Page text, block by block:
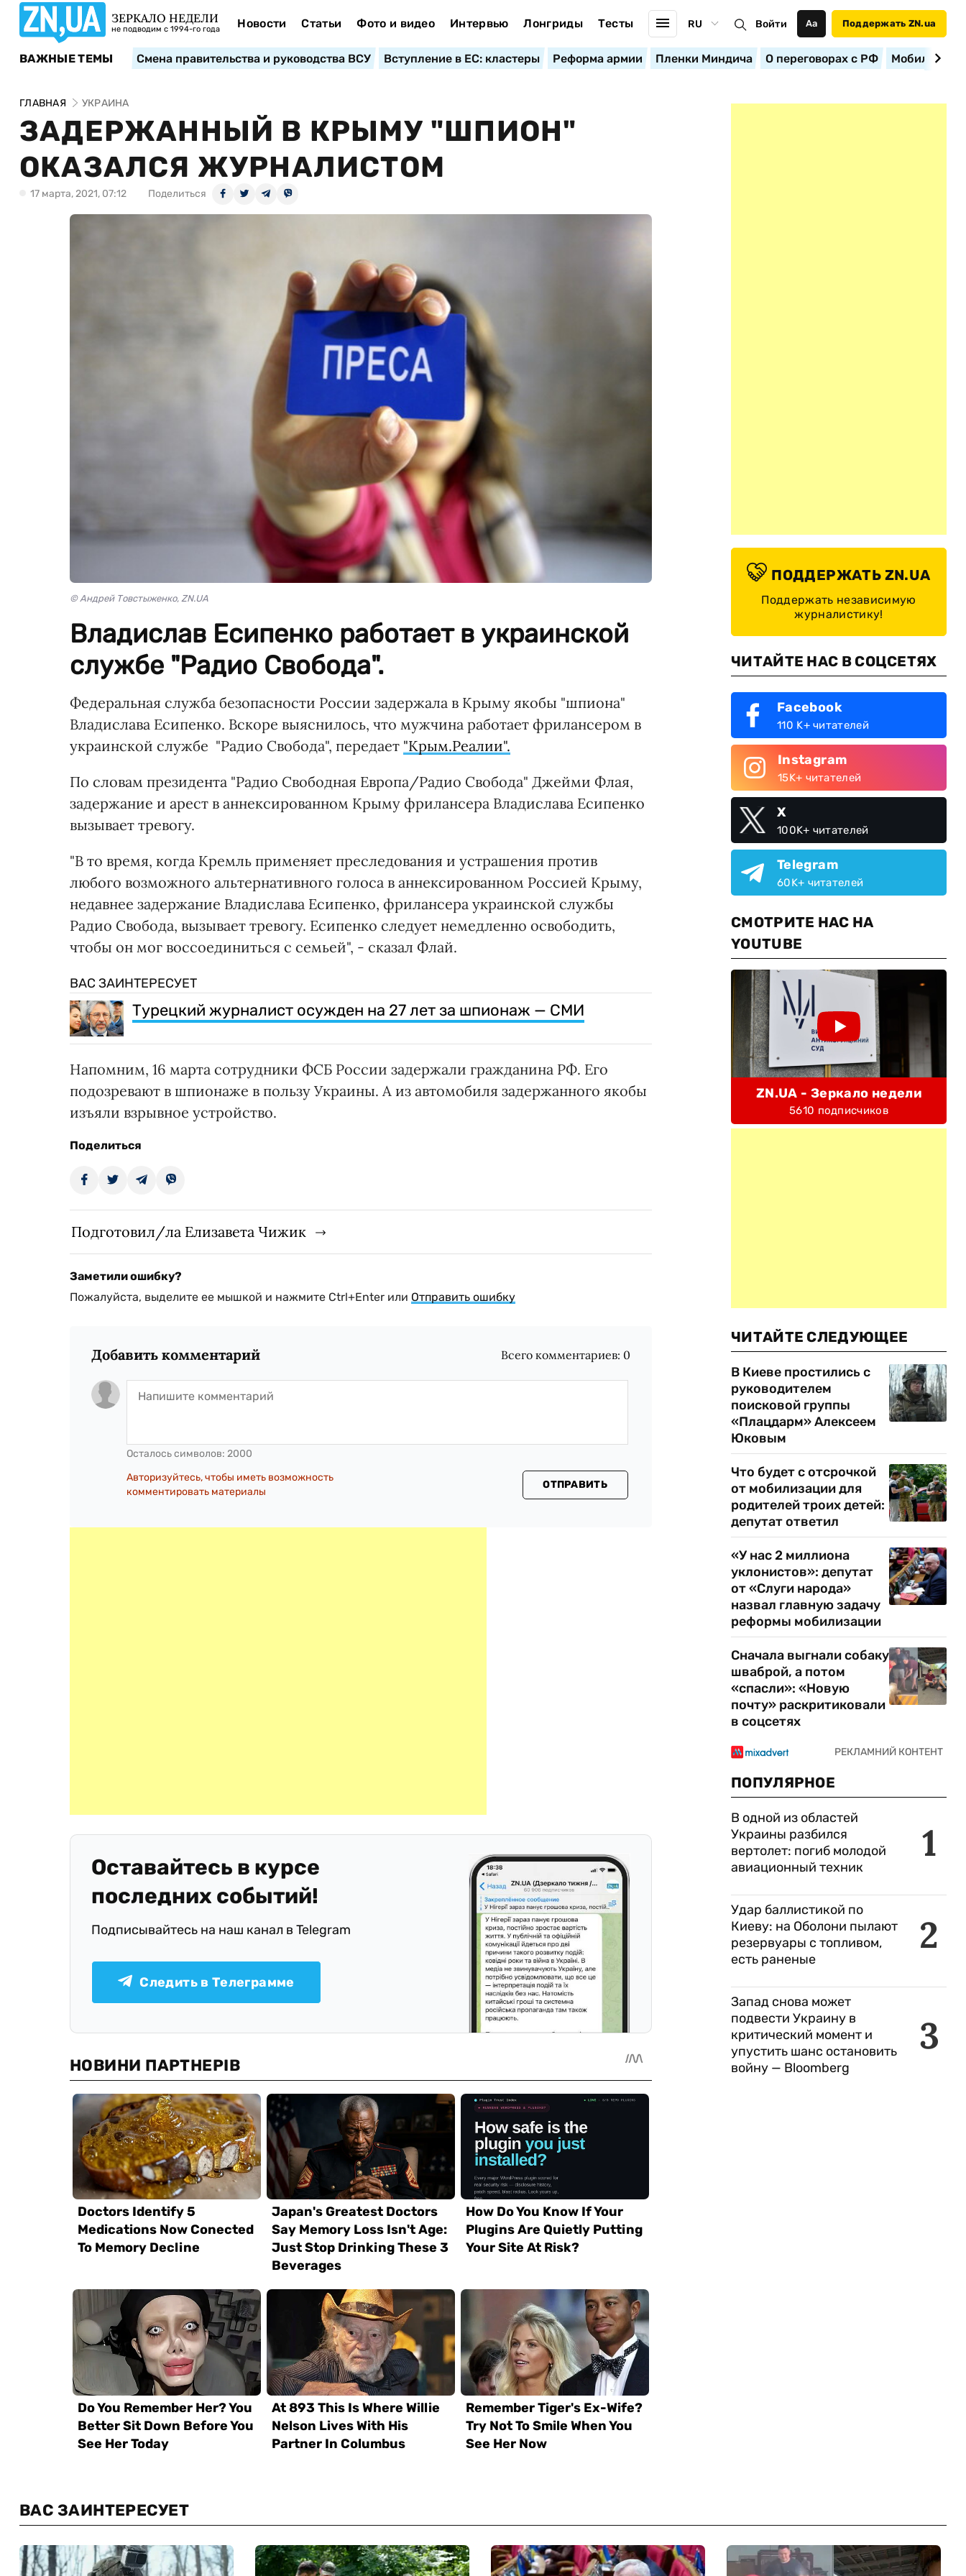
ЗЕРКАЛО НЕДЕЛИ
не подводим с 1994-го года Новости Статьи Фото и видео Интервью Лонгриды Тесты RU Войти Аа Поддержать ZN.ua
ВАЖНЫЕ ТЕМЫ Смена правительства и руководства ВСУ Вступление в ЕС: кластеры Реформа армии Пленки Миндича О переговорах с РФ
ГЛАВНАЯ УКРАИНА
ЗАДЕРЖАННЫЙ В КРЫМУ "ШПИОН"
ОКАЗАЛСЯ ЖУРНАЛИСТОМ
17 марта, 2021, 07:12 Поделиться
© Андрей Товстыженко, ZN.UA
Владислав Есипенко работает в украинской
службе "Радио Свобода".
Федеральная служба безопасности России задержала в Крыму якобы "шпиона"
Владислава Есипенко. Вскоре выяснилось, что мужчина работает фрилансером в
украинской службе "Радио Свобода", передает "Крым.Реалии".
По словам президента "Радио Свободная Европа/Радио Свобода" Джейми Флая,
задержание и арест в аннексированном Крыму фрилансера Владислава Есипенко
вызывает тревогу.
"В то время, когда Кремль применяет преследования и устрашения против
любого возможного альтернативного голоса в аннексированном Россией Крыму,
недавнее задержание Владислава Есипенко, фрилансера украинской службы
Радио Свобода, вызывает тревогу. Есипенко следует немедленно освободить,
чтобы он мог воссоединиться с семьей", - сказал Флай.
ВАС ЗАИНТЕРЕСУЕТ
Турецкий журналист осужден на 27 лет за шпионаж — СМИ
Напомним, 16 марта сотрудники ФСБ России задержали гражданина РФ. Его
подозревают в шпионаже в пользу Украины. А из автомобиля задержанного якобы
изъяли взрывное устройство.
Поделиться
Подготовил/ла Елизавета Чижик
Заметили ошибку?
Пожалуйста, выделите ее мышкой и нажмите Ctrl+Enter или Отправить ошибку
Добавить комментарий Всего комментариев: 0
Осталось символов: 2000
Авторизуйтесь, чтобы иметь возможность
комментировать материалы
ОТПРАВИТЬ
Оставайтесь в курсе
последних событий!
Подписывайтесь на наш канал в Telegram
Следить в Телеграмме
ПОДДЕРЖАТЬ ZN.UA
Поддержать независимую
журналистику!
ЧИТАЙТЕ НАС В СОЦСЕТЯХ
Facebook
110 K+ читателей
Instagram
15K+ читателей
X
100K+ читателей
Telegram
60K+ читателей
СМОТРИТЕ НАС НА
YOUTUBE
ZN.UA - Зеркало недели
5610 подписчиков
ЧИТАЙТЕ СЛЕДУЮЩЕЕ
В Киеве простились с
руководителем
поисковой группы
«Плацдарм» Алексеем
Юковым
Что будет с отсрочкой
от мобилизации для
родителей троих детей:
депутат ответил
«У нас 2 миллиона
уклонистов»: депутат
от «Слуги народа»
назвал главную задачу
реформы мобилизации
Сначала выгнали собаку
шваброй, а потом
«спасли»: «Новую
почту» раскритиковали
в соцсетях
ПОПУЛЯРНОЕ
1
В одной из областей
Украины разбился
вертолет: погиб молодой
авиационный техник
2
Удар баллистикой по
Киеву: на Оболони пылают
резервуары с топливом,
есть раненые
3
Запад снова может
подвести Украину в
критический момент и
упустить шанс остановить
войну — Bloomberg
ВАС ЗАИНТЕРЕСУЕТ